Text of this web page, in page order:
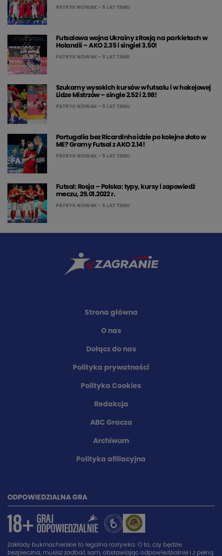
PATRYK NOWAK - 5 LAT TEMU
Futsalowa wojna Ukrainy z Rosją na parkietach w
Holandii – AKO 2.35 i singiel 3.50!
PATRYK NOWAK - 5 LAT TEMU
Szukamy wysokich kursów w futsalu i w hokejowej
Lidze Mistrzów – single 2.52 i 2.98!
PATRYK NOWAK - 5 LAT TEMU
Portugalia bez Ricardinho idzie po kolejne złoto w
ME? Gramy Futsal z AKO 2.14!
PATRYK NOWAK - 5 LAT TEMU
Futsal: Rosja – Polska: typy, kursy i zapowiedź
meczu, 29.01.2022 r.
PATRYK NOWAK - 5 LAT TEMU
Strona główna
O nas
Dołącz do nas
Polityka prywatności
Polityka Cookies
Redakcja
ABC Gracza
Archiwum
Polityka afiliacyjna
ODPOWIEDZIALNA GRA
Zakłady bukmacherskie to legalna rozrywka. O to, czy będzie
bezpieczna, musisz zadbać sam, obstawiając odpowiedzialnie i z pełną